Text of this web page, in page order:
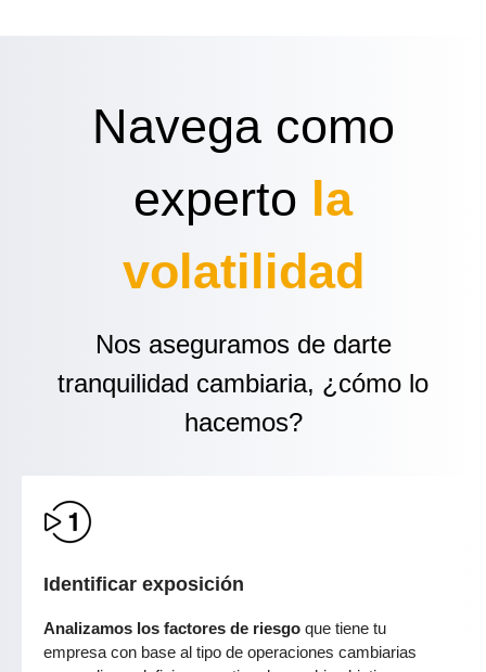
Navega como
experto la
volatilidad
Nos aseguramos de darte
tranquilidad cambiaria, ¿cómo lo
hacemos?
Identificar exposición
Analizamos los factores de riesgo que tiene tu
empresa con base al tipo de operaciones cambiarias